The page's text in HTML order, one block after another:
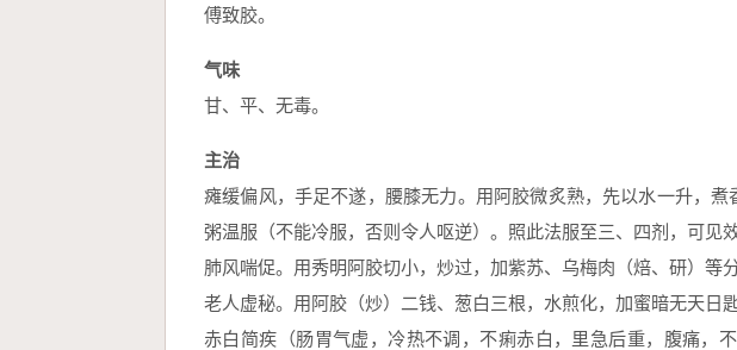
傅致胶。
气味
甘、平、无毒。
主治
瘫缓偏风，手足不遂，腰膝无力。用阿胶微炙熟，先以水一升，
粥温服（不能冷服，否则令人呕逆）。照此法服至三、四剂，可见效
肺风喘促。用秀明阿胶切小，炒过，加紫苏、乌梅肉（焙、研）等
老人虚秘。用阿胶（炒）二钱、葱白三根，水煎化，加蜜暗无天日匙
赤白简疾（肠胃气虚，冷热不调，不痢赤白，里急后重，腹痛，